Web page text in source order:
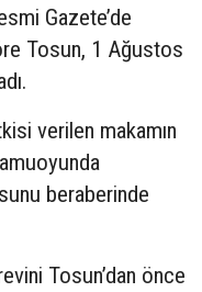
Gazete’de
Tosun, 1 Ağustos
verilen makamın
beraberinde
Tosun’dan önce